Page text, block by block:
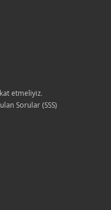
etmeliyiz.
Sorular (SSS)